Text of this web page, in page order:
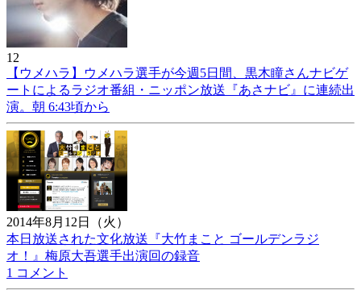
12
【ウメハラ】ウメハラ選手が今週5日間、黒木瞳さんナビゲ
ートによるラジオ番組・ニッポン放送『あさナビ』に連続出
演。朝 6:43頃から
2014年8月12日（火）
本日放送された文化放送『大竹まこと ゴールデンラジ
オ！』梅原大吾選手出演回の録音
1 コメント